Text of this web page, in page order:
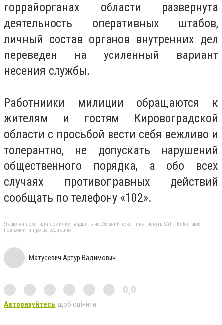
горрайорганах области развернута
деятельность оперативных штабов,
личный состав органов внутренних дел
переведен на усиленный вариант
несения службы.
Работниики милиции обращаются к
жителям и гостям Кировоградской
области с просьбой вести себя вежливо и
толерантно, не допускать нарушений
общественного порядка, а обо всех
случаях противоправных действий
сообщать по телефону «102».
Якщо ви помітили помилку, виділіть необхідний текст і натисніть Ctrl + Enter, щоб
повідомити про це редакцію
Матусевич Артур Вадимович
0,0
Авторизуйтесь, щоб оцінити